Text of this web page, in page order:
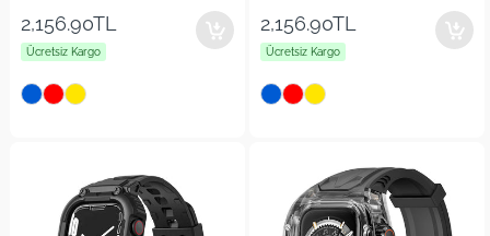
2,156.90TL
Ücretsiz Kargo
42/44/45/46/49mm Deri Saat
Kordon
2,156.90TL
Ücretsiz Kargo